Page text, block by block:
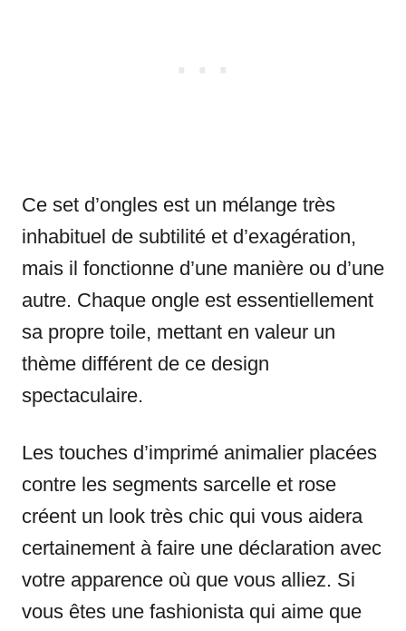
Ce set d’ongles est un mélange très
inhabituel de subtilité et d’exagération,
mais il fonctionne d’une manière ou d’une
autre. Chaque ongle est essentiellement
sa propre toile, mettant en valeur un
thème différent de ce design
spectaculaire.
Les touches d’imprimé animalier placées
contre les segments sarcelle et rose
créent un look très chic qui vous aidera
certainement à faire une déclaration avec
votre apparence où que vous alliez. Si
vous êtes une fashionista qui aime que